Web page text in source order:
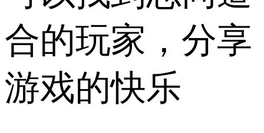
合的玩家，分享
游戏的快乐